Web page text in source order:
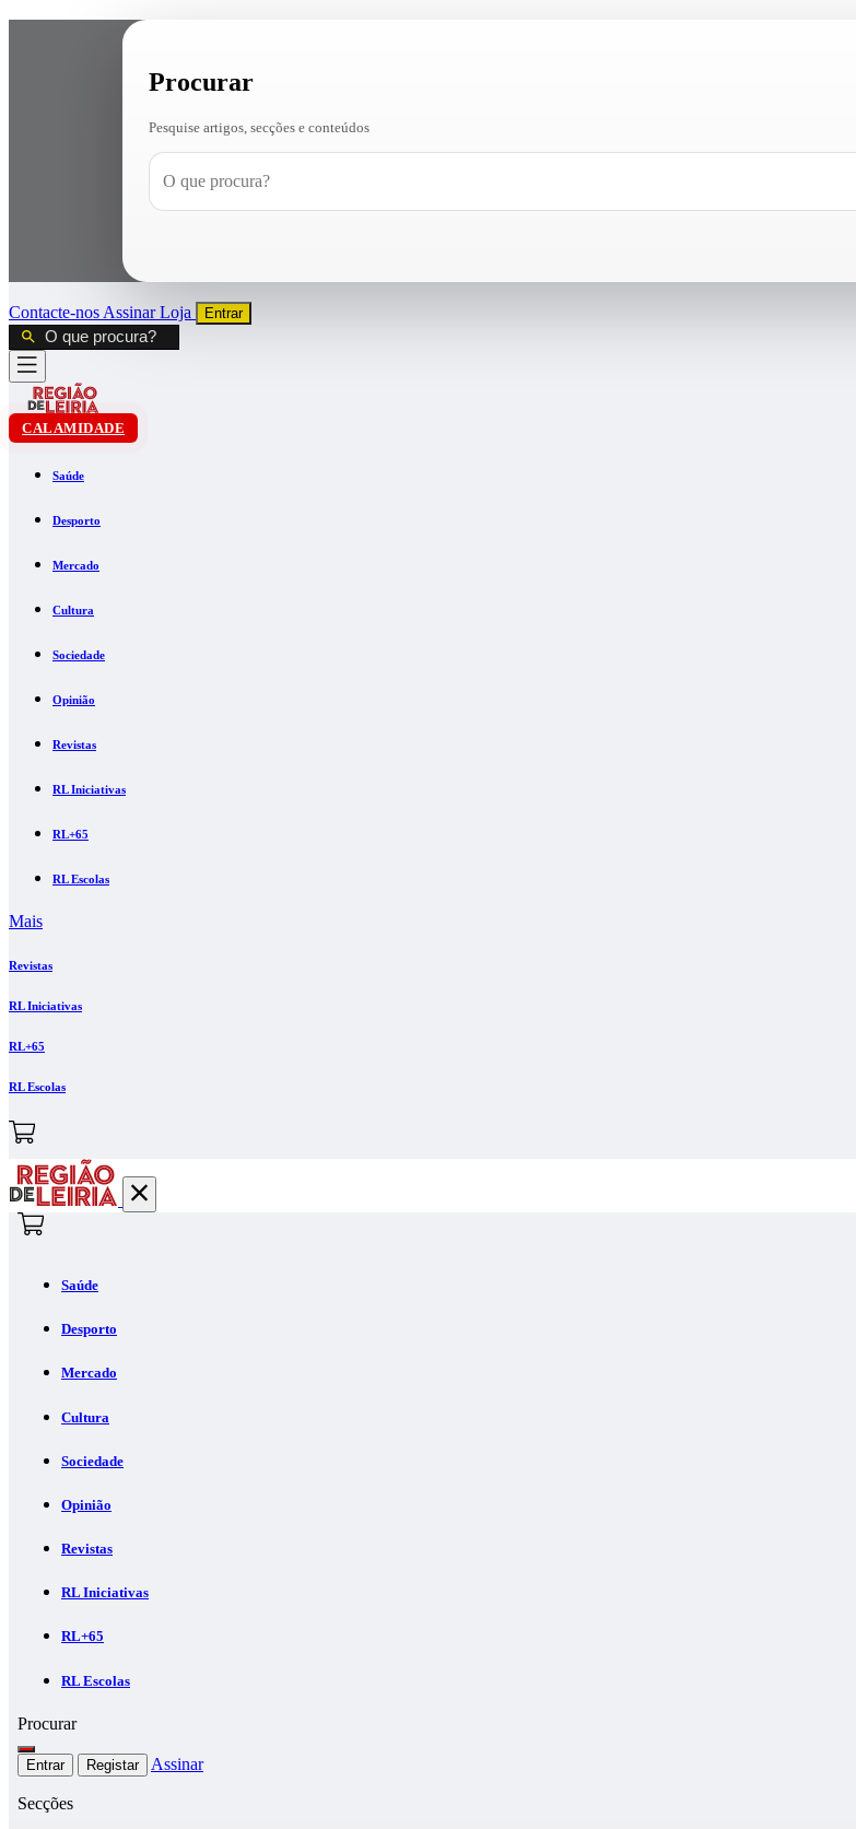
Procurar
Pesquise artigos, secções e conteúdos
Contacte-nos AssinarLoja Entrar
CALAMIDADE
Saúde
Desporto
Mercado
Cultura
Sociedade
Opinião
Revistas
RL Iniciativas
RL+65
RL Escolas
Mais
Revistas
RL Iniciativas
RL+65
RL Escolas
Saúde
Desporto
Mercado
Cultura
Sociedade
Opinião
Revistas
RL Iniciativas
RL+65
RL Escolas
Procurar
Entrar Registar Assinar
Secções